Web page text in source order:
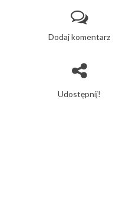
Dodaj komentarz
Udostępnij!